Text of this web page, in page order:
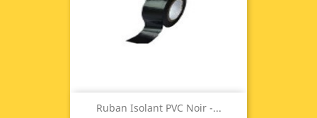
Ruban Isolant PVC Noir -...